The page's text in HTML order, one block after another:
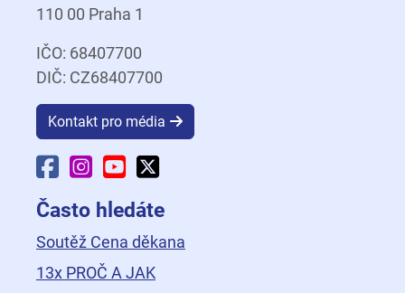
110 00 Praha 1
IČO: 68407700
DIČ: CZ68407700
Kontakt pro média
Facebook Fakulty dopravní
Instagram Fakulty dopravní
YouTube Fakulty dopravní
Často hledáte
Soutěž Cena děkana
13x PROČ A JAK